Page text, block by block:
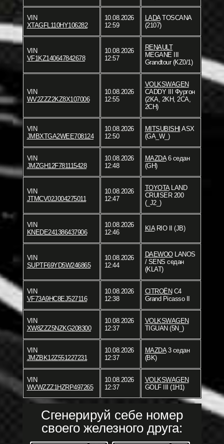
VIN
XTAGFL110HY106282
10.08.2026
12:59
LADATOSCANA
(2107)
VIN
VF1KZ140647842678
10.08.2026
12:57
RENAULT
MEGANE III
Grandtour (KZ0/1)
VIN
WV2ZZZ2KZ8X107006
10.08.2026
12:55
VOLKSWAGEN
CADDY III Фургон
(2KA, 2KH, 2CA,
2CH)
VIN
JMBXTGA2WEE708124
10.08.2026
12:50
MITSUBISHI ASX
(GA_W_)
VIN
JMZGH12F781115428
10.08.2026
12:48
MAZDA6 седан
(GH)
VIN
JTMCV02J004275011
10.08.2026
12:47
TOYOTALAND
CRUISER 200
(_J2_)
VIN
KNEDE241386437906
10.08.2026
12:46
KIARIO II (JB)
VIN
SUPTF69YD5W246865
10.08.2026
12:44
DAEWOOLANOS
/ SENS седан
(KLAT)
VIN
VF73A9HC8EJ527116
10.08.2026
12:38
CITROËN C4
Grand Picasso II
VIN
XW8ZZZ5NZKG208300
10.08.2026
12:37
VOLKSWAGEN
TIGUAN (5N_)
VIN
JMZBK12Z551227231
10.08.2026
12:37
MAZDA3 седан
(BK)
VIN
WVWZZZ1HZRP497265
10.08.2026
12:37
VOLKSWAGEN
GOLF III (1H1)
Сгенерируй себе номер
своего железного друга: